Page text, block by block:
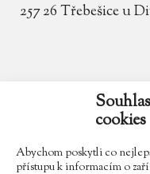
cookies
Abychom poskytli co
přístupu k informacím o
257 26 Třebešice u
602 354 467